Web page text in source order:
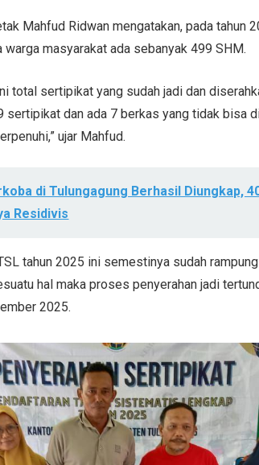
Mahfud Ridwan mengatakan, pada tahun
masyarakat ada sebanyak 499 SHM.
total sertipikat yang sudah jadi dan
sertipikat dan ada 7 berkas yang tidak bisa
ujar Mahfud.
di Tulungagung Berhasil Diungkap,
Residivis
tahun 2025 ini semestinya sudah
hal maka proses penyerahan jadi
2025.